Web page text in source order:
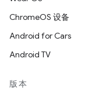
ChromeOS 设备
Android for Cars
Android TV
版本